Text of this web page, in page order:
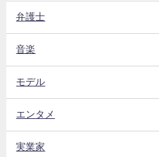
弁護士
音楽
モデル
エンタメ
実業家